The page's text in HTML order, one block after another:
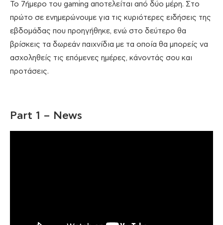
Το 7ήμερο του gaming αποτελείται από δύο μέρη. Στο
πρώτο σε ενημερώνουμε για τις κυριότερες ειδήσεις της
εβδομάδας που προηγήθηκε, ενώ στο δεύτερο θα
βρίσκεις τα δωρεάν παιχνίδια με τα οποία θα μπορείς να
ασχοληθείς τις επόμενες ημέρες, κάνοντάς σου και
προτάσεις.
Part 1 – News